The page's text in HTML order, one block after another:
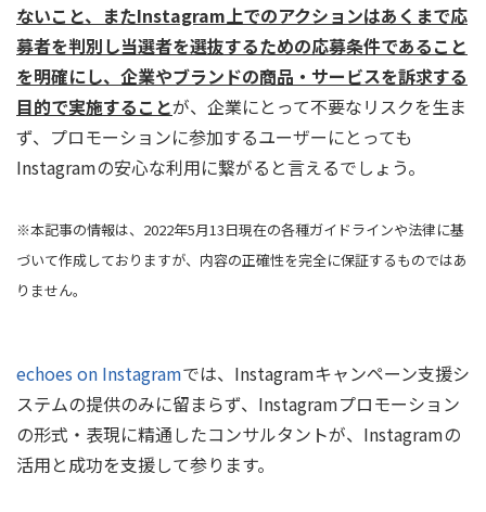
ないこと、またInstagram上でのアクションはあくまで応
募者を判別し当選者を選抜するための応募条件であること
を明確にし、企業やブランドの商品・サービスを訴求する
目的で実施することが、企業にとって不要なリスクを生ま
ず、プロモーションに参加するユーザーにとっても
Instagramの安心な利用に繋がると言えるでしょう。
※本記事の情報は、2022年5月13日現在の各種ガイドラインや法律に基
づいて作成しておりますが、内容の正確性を完全に保証するものではあ
りません。
echoes on Instagramでは、Instagramキャンペーン支援シ
ステムの提供のみに留まらず、Instagramプロモーション
の形式・表現に精通したコンサルタントが、Instagramの
活用と成功を支援して参ります。